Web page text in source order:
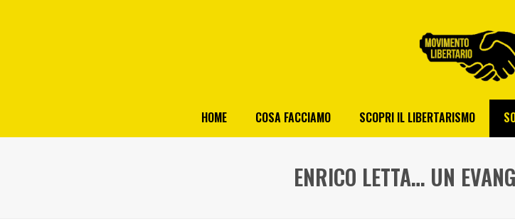
HOME COSA FACCIAMO SCOPRI IL LIBERTARISMO
ENRICO LETTA… UN